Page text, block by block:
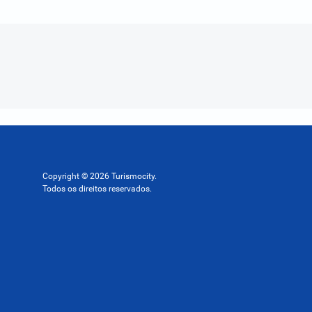
Copyright © 2026 Turismocity.
Todos os direitos reservados.